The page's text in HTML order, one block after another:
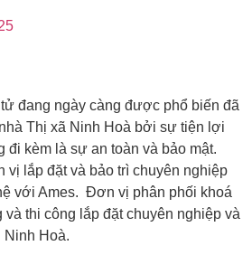
đang ngày càng được phổ biến đã
Thị xã Ninh Hoà bởi sự tiện lợi
đi kèm là sự an toàn và bảo mật.
vị lắp đặt và bảo trì chuyên nghiệp
với Ames. Đơn vị phân phối khoá
thi công lắp đặt chuyên nghiệp và
Ninh Hoà.